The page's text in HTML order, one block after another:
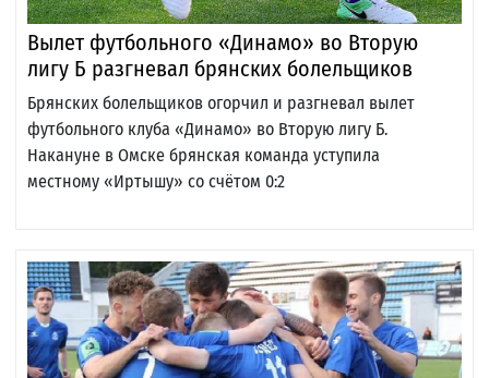
Вылет футбольного «Динамо» во Вторую
лигу Б разгневал брянских болельщиков
Брянских болельщиков огорчил и разгневал вылет
футбольного клуба «Динамо» во Вторую лигу Б.
Накануне в Омске брянская команда уступила
местному «Иртышу» со счётом 0:2